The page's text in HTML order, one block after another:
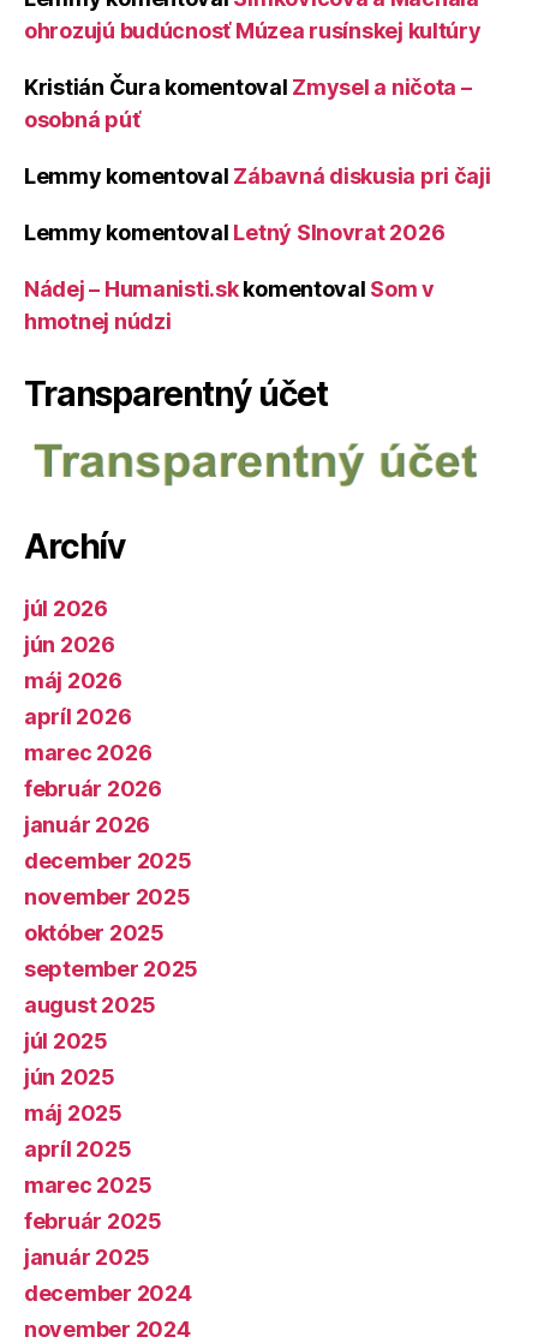
ohrozujú budúcnosť Múzea rusínskej kultúry
Kristián Čura komentoval Zmysel a ničota –
osobná púť
Lemmy komentoval Zábavná diskusia pri čaji
Lemmy komentoval Letný Slnovrat 2026
Nádej – Humanisti.skkomentoval Som v
hmotnej núdzi
Transparentný účet
Archív
júl 2026
jún 2026
máj 2026
apríl 2026
marec 2026
február 2026
január 2026
december 2025
november 2025
október 2025
september 2025
august 2025
júl 2025
jún 2025
máj 2025
apríl 2025
marec 2025
február 2025
január 2025
december 2024
november 2024